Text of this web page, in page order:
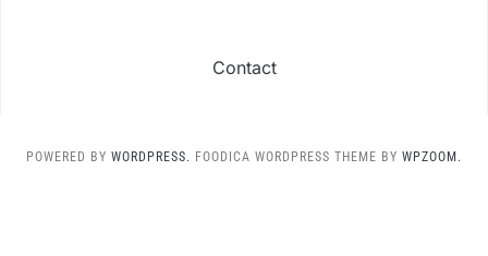
Contact
POWERED BY WORDPRESS. FOODICA WORDPRESS THEME BY WPZOOM.